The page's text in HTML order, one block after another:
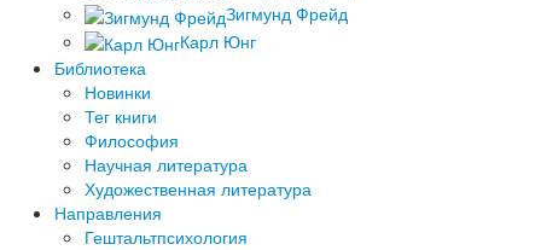
Зигмунд Фрейд
Карл Юнг
Библиотека
Новинки
Тег книги
Философия
Научная литература
Художественная литература
Направления
Гештальтпсихология